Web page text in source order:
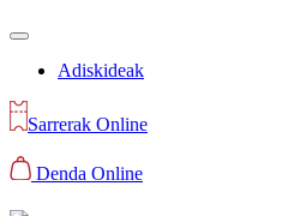
Adiskideak
Sarrerak Online
Denda Online